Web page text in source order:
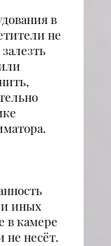
в
не
и иных
в камере
не несёт.